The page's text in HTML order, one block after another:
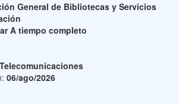
General de Bibliotecas y Servicios
A tiempo completo
06/ago/2026